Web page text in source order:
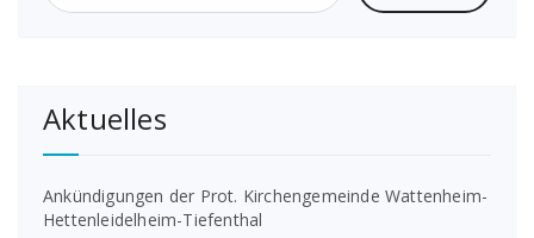
Aktuelles
Ankündigungen der Prot. Kirchengemeinde Wattenheim-
Hettenleidelheim-Tiefenthal